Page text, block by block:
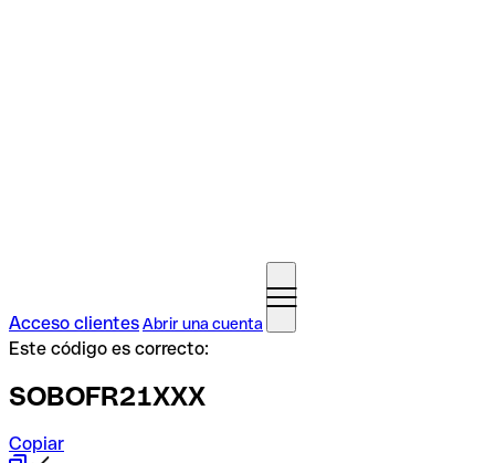
Acceso clientesAbrir una cuenta
Este código es correcto:
SOBOFR21XXX
Copiar